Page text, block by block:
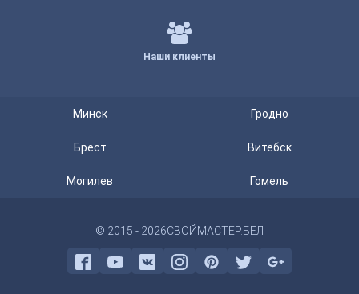
Наши клиенты
Минск Гродно
Брест Витебск
Могилев Гомель
© 2015 - 2026СВОЙМАСТЕР.БЕЛ